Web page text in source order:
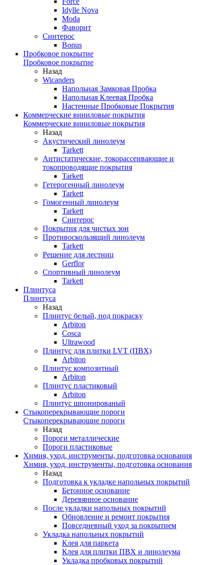
Idylle Nova
Moda
Фаворит
Синтерос
Bonus
Пробковое покрытие
Пробковое покрытие
Назад
Wicanders
Напольная Замковая Пробка
Напольная Клеевая Пробка
Настенные Пробковые Покрытия
Коммерческие виниловые покрытия
Коммерческие виниловые покрытия
Назад
Акустический линолеум
Tarkett
Антистатические, токорассеивающие и
токопроводящие покрытия
Tarkett
Гетерогенный линолеум
Tarkett
Гомогенный линолеум
Tarkett
Синтерос
Покрытия для чистых зон
Противоскользящий линолеум
Tarkett
Решение для лестниц
Gerflor
Спортивный линолеум
Tarkett
Плинтуса
Плинтуса
Назад
Плинтус белый, под покраску
Arbiton
Cosca
Ultrawood
Плинтус для плитки LVT (ПВХ)
Arbiton
Плинтус композитный
Arbiton
Плинтус пластиковый
Arbiton
Плинтус шпонированый
Стыкоперекрывающие пороги
Стыкоперекрывающие пороги
Назад
Пороги металлические
Пороги пластиковые
Химия, уход, инструменты, подготовка основания
Химия, уход, инструменты, подготовка основания
Назад
Подготовка к укладке напольных покрытий
Бетонное основание
Деревянное основание
После укладки напольных покрытий
Обновление и ремонт покрытия
Повседневный уход за покрытием
Укладка напольных покрытий
Клея для паркета
Клея для плитки ПВХ и линолеума
Укладка пробковых покрытий